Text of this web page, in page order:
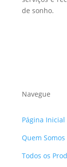
de sonho.
Navegue
Página Inicial
Quem Somos
Todos os